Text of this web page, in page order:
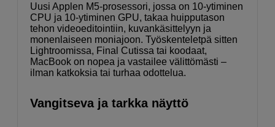
Uusi Applen M5-prosessori, jossa on 10-ytiminen
CPU ja 10-ytiminen GPU, takaa huipputason
tehon videoeditointiin, kuvankäsittelyyn ja
monen­laiseen moniajoon. Työskenteletpä sitten
Lightroomissa, Final Cutissa tai koodaat,
MacBook on nopea ja vastailee välittömästi –
ilman katkoksia tai turhaa odottelua.
Vangitseva ja tarkka näyttö